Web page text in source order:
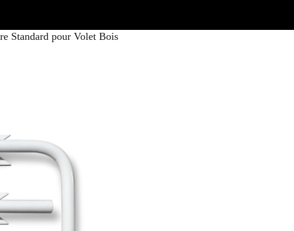
Standard pour Volet Bois